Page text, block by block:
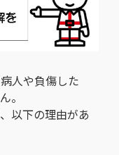
人や負傷した
。
以下の理由があ